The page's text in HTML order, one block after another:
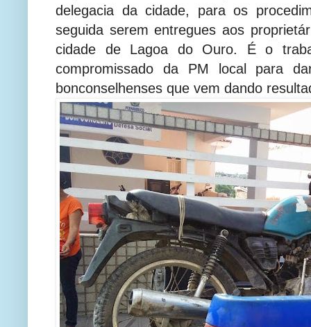
delegacia da cidade, para os
seguida serem entregues aos
cidade de Lagoa do Ouro. É o
compromissado da PM local para
bonconselhenses que vem dando